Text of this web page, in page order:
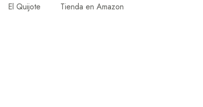
El Quijote Tienda en Amazon